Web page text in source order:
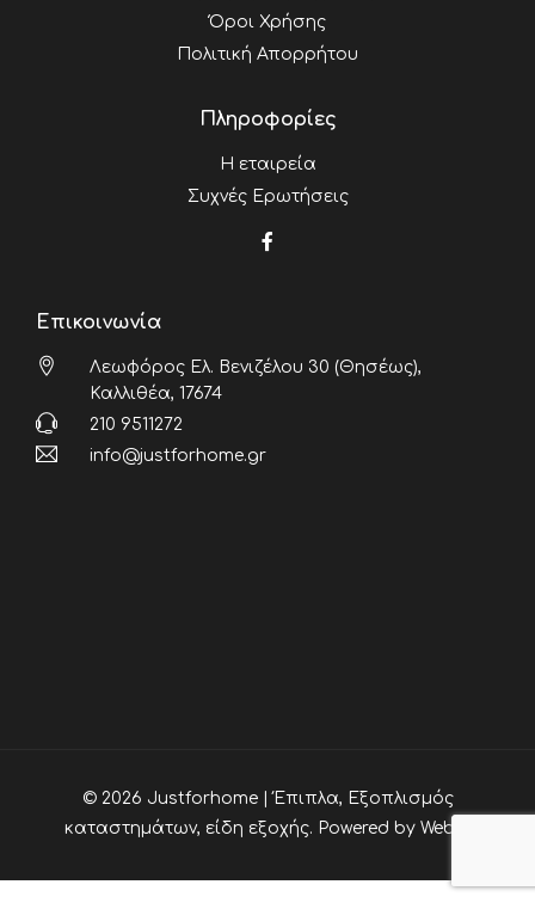
Όροι Χρήσης
Πολιτική Απορρήτου
Πληροφορίες
Η εταιρεία
Συχνές Ερωτήσεις
Επικοινωνία
Λεωφόρος Ελ. Βενιζέλου 30 (Θησέως),
Καλλιθέα, 17674
210 9511272
info@justforhome.gr
© 2026 Justforhome | Έπιπλα, Εξοπλισμός
καταστημάτων, είδη εξοχής. Powered by Webia